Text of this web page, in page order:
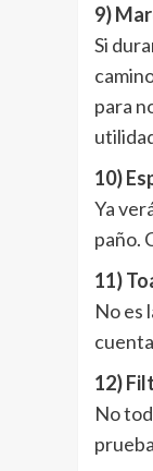
9)
Si
para
10)
Ya
paño.
11)
No es
12)
No